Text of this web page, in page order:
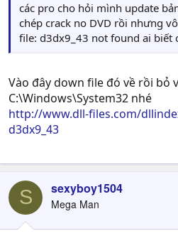
các pro cho hỏi mình update
chép crack no DVD rồi nhưng
file: d3dx9_43 not found ai biết
Vào đây down file đó về rồi bỏ
C:\Windows\System32 nhé
http://www.dll-files.com/
d3dx9_43
S sexyboy1504
Mega Man